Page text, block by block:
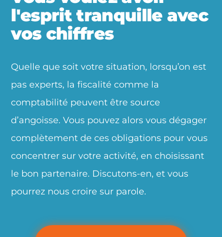
l'esprit tranquille avec
vos chiffres
Quelle que soit votre situation, lorsqu’on est
pas experts, la fiscalité comme la
comptabilité peuvent être source
d’angoisse. Vous pouvez alors vous dégager
complètement de ces obligations pour vous
concentrer sur votre activité, en choisissant
le bon partenaire. Discutons-en, et vous
pourrez nous croire sur parole.